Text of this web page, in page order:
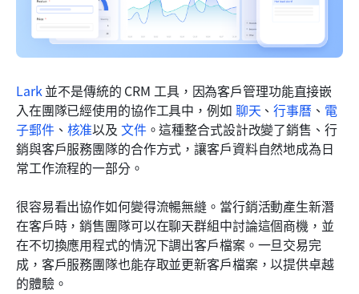
Lark 並不是傳統的 CRM 工具，因為客戶管理功能直接嵌
入在團隊已經使用的協作工具中，例如 聊天 、行事曆、 電
子郵件、 核准以及 文件。這種整合式設計改變了銷售、行
銷與客戶服務團隊的合作方式，讓客戶資料自然地成為日
常工作流程的一部分。
很容易看出協作如何變得流暢無縫。當行銷活動產生新潛
在客戶時，銷售團隊可以在聊天群組中討論這個商機，並
在不切換應用程式的情況下調出客戶檔案。一旦交易完
成，客戶服務團隊也能存取並更新客戶檔案，以提供卓越
的體驗。